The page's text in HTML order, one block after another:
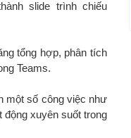
slide trình chiếu
tổng hợp, phân tích
Teams.
một số công việc như
động xuyên suốt trong